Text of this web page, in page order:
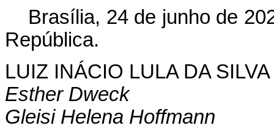
Brasília, 24 de junho de
República.
LUIZ INÁCIO LULA DA SILVA
Esther Dweck
Gleisi Helena Hoffmann